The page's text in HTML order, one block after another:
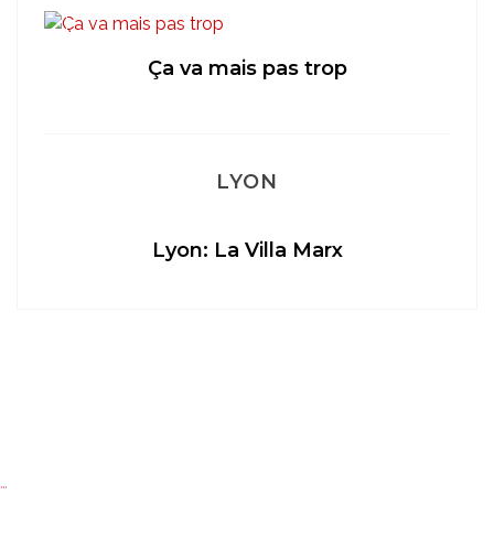
Ça va mais pas trop
LYON
Lyon: La Villa Marx
…